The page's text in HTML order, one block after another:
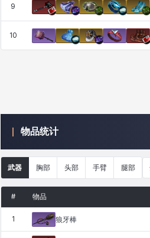
9
10
物品统计
武器 胸部 头部 手臂 腿部
# 物品
1 狼牙棒